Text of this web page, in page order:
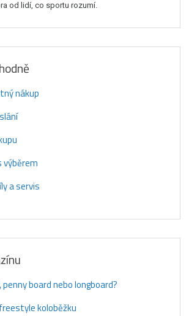
od lidí, co sportu rozumí.
nákup
výběrem
a servis
board nebo longboard?
koloběžku